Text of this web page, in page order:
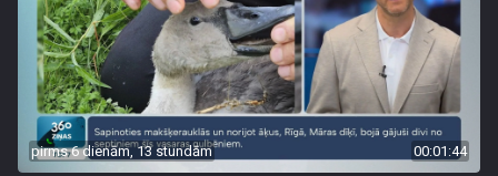
pirms 6 dienām, 13 stundām 00:01:44